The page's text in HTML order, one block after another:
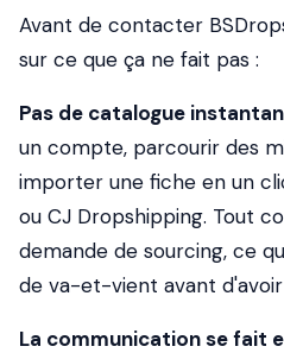
Avant de contacter
sur ce que ça ne fait pas :
Pas de catalogue
un compte, parcourir des
importer une fiche en un
ou CJ Dropshipping. Tout
demande de sourcing, ce
de va-et-vient avant
La communication se fait